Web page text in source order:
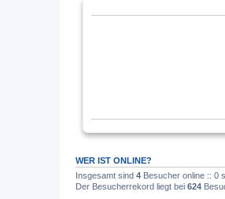
WER IST ONLINE?
Insgesamt sind 4 Besucher online :: 0
Der Besucherrekord liegt bei 624